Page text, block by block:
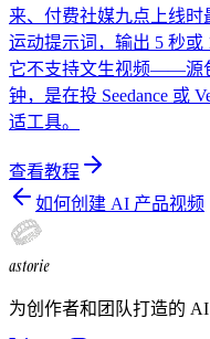
来、付费社媒九点上线
运动提示词，输出 5 秒或
它不支持文生视频——源
钟，是在投 Seedance 或
适工具。
查看教程
如何创建 AI 产品视频
astorie
为创作者和团队打造的